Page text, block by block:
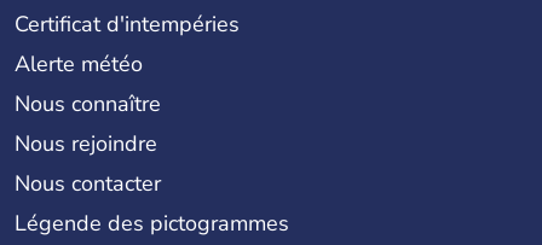
Certificat d'intempéries
Alerte météo
Nous connaître
Nous rejoindre
Nous contacter
Légende des pictogrammes